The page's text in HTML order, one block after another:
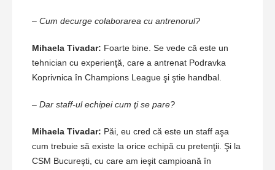
– Cum decurge colaborarea cu antrenorul?
Mihaela Tivadar: Foarte bine. Se vede că este un
tehnician cu experienţă, care a antrenat Podravka
Koprivnica în Champions League şi ştie handbal.
– Dar staff-ul echipei cum ţi se pare?
Mihaela Tivadar: Păi, eu cred că este un staff aşa
cum trebuie să existe la orice echipă cu pretenţii. Şi la
CSM Bucureşti, cu care am ieşit campioană în